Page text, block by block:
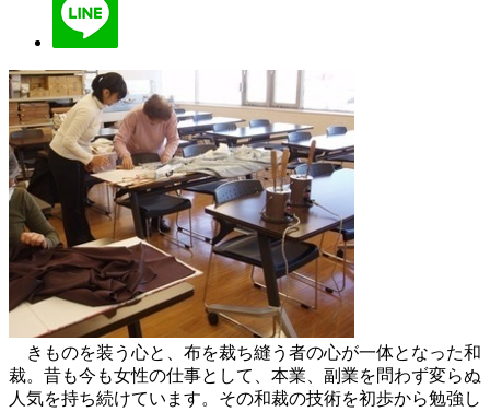
きものを装う心と、布を裁ち縫う者の心が一体となった和
裁。昔も今も女性の仕事として、本業、副業を問わず変らぬ
人気を持ち続けています。その和裁の技術を初歩から勉強し